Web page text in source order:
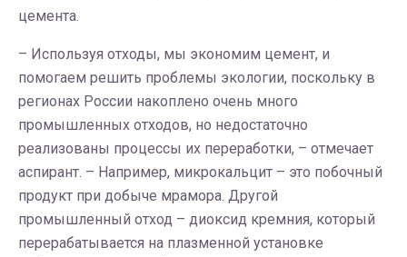
цемента.
– Используя отходы, мы экономим цемент, и
помогаем решить проблемы экологии, поскольку в
регионах России накоплено очень много
промышленных отходов, но недостаточно
реализованы процессы их переработки, – отмечает
аспирант. – Например, микрокальцит – это побочный
продукт при добыче мрамора. Другой
промышленный отход – диоксид кремния, который
перерабатывается на плазменной установке